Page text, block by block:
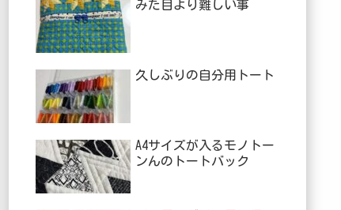
みた目より難しい事
久しぶりの自分用トート
A4サイズが入るモノトー
ンんのトートバック